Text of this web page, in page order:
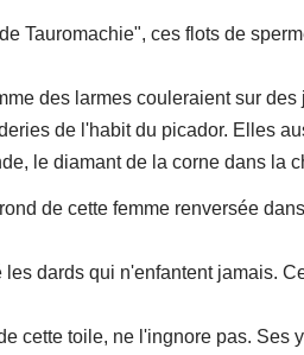
Tauromachie", ces flots de
des larmes couleraient sur des
de l'habit du picador. Elles
le diamant de la corne dans la
de cette femme renversée
dards qui n'enfantent jamais.
cette toile, ne l'ingnore pas. Ses